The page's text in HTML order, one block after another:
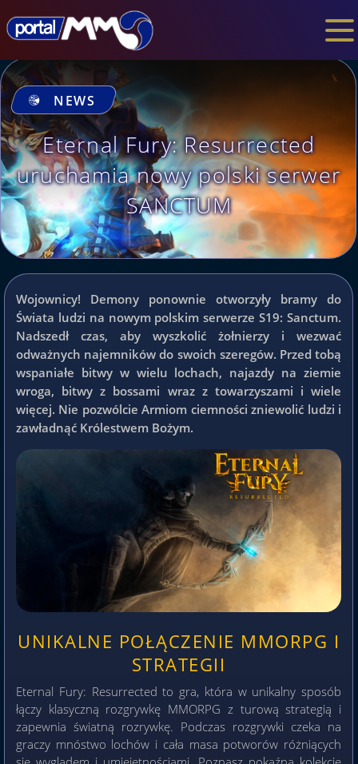
NEWS
Eternal Fury: Resurrected
uruchamia nowy polski serwer
SANCTUM
Wojownicy! Demony ponownie otworzyły bramy do
Świata ludzi na nowym polskim serwerze S19: Sanctum.
Nadszedł czas, aby wyszkolić żołnierzy i wezwać
odważnych najemników do swoich szeregów. Przed tobą
wspaniałe bitwy w wielu lochach, najazdy na ziemie
wroga, bitwy z bossami wraz z towarzyszami i wiele
więcej. Nie pozwólcie Armiom ciemności zniewolić ludzi i
zawładnąć Królestwem Bożym.
UNIKALNE POŁĄCZENIE MMORPG I
STRATEGII
Eternal Fury: Resurrected to gra, która w unikalny sposób
łączy klasyczną rozgrywkę MMORPG z turową strategią i
zapewnia światną rozrywkę. Podczas rozgrywki czeka na
graczy mnóstwo lochów i cała masa potworów różniących